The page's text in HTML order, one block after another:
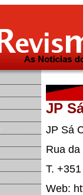
JP
JP Sá
Rua da
T.
Web: